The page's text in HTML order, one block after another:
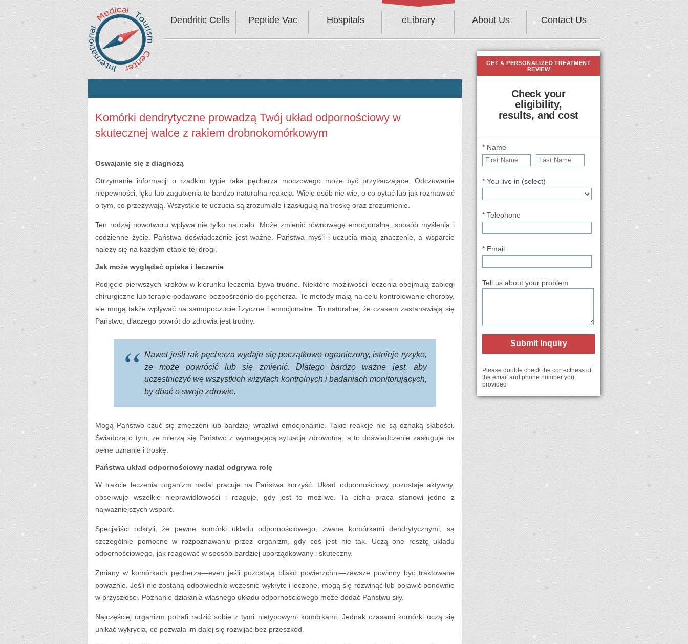
Dendritic Cells Peptide Vac Hospitals eLibrary About Us Contact Us
Komórki dendrytyczne prowadzą Twój układ odpornościowy w
skutecznej walce z rakiem drobnokomórkowym
Oswajanie się z diagnozą
Otrzymanie informacji o rzadkim typie raka pęcherza moczowego może być przytłaczające. Odczuwanie
niepewności, lęku lub zagubienia to bardzo naturalna reakcja. Wiele osób nie wie, o co pytać lub jak rozmawiać
o tym, co przeżywają. Wszystkie te uczucia są zrozumiałe i zasługują na troskę oraz zrozumienie.
Ten rodzaj nowotworu wpływa nie tylko na ciało. Może zmienić równowagę emocjonalną, sposób myślenia i
codzienne życie. Państwa doświadczenie jest ważne. Państwa myśli i uczucia mają znaczenie, a wsparcie
należy się na każdym etapie tej drogi.
Jak może wyglądać opieka i leczenie
Podjęcie pierwszych kroków w kierunku leczenia bywa trudne. Niektóre możliwości leczenia obejmują zabiegi
chirurgiczne lub terapie podawane bezpośrednio do pęcherza. Te metody mają na celu kontrolowanie choroby,
ale mogą także wpływać na samopoczucie fizyczne i emocjonalne. To naturalne, że czasem zastanawiają się
Państwo, dlaczego powrót do zdrowia jest trudny.
Nawet jeśli rak pęcherza wydaje się początkowo ograniczony, istnieje ryzyko,
że może powrócić lub się zmienić. Dlatego bardzo ważne jest, aby
uczestniczyć we wszystkich wizytach kontrolnych i badaniach monitorujących,
by dbać o swoje zdrowie.
Mogą Państwo czuć się zmęczeni lub bardziej wrażliwi emocjonalnie. Takie reakcje nie są oznaką słabości.
Świadczą o tym, że mierzą się Państwo z wymagającą sytuacją zdrowotną, a to doświadczenie zasługuje na
pełne uznanie i troskę.
Państwa układ odpornościowy nadal odgrywa rolę
W trakcie leczenia organizm nadal pracuje na Państwa korzyść. Układ odpornościowy pozostaje aktywny,
obserwuje wszelkie nieprawidłowości i reaguje, gdy jest to możliwe. Ta cicha praca stanowi jedno z
najważniejszych wsparć.
Specjaliści odkryli, że pewne komórki układu odpornościowego, zwane komórkami dendrytycznymi, są
szczególnie pomocne w rozpoznawaniu przez organizm, gdy coś jest nie tak. Uczą one resztę układu
odpornościowego, jak reagować w sposób bardziej uporządkowany i skuteczny.
Zmiany w komórkach pęcherza—even jeśli pozostają blisko powierzchni—zawsze powinny być traktowane
poważnie. Jeśli nie zostaną odpowiednio wcześnie wykryte i leczone, mogą się rozwinąć lub pojawić ponownie
w przyszłości. Poznanie działania własnego układu odpornościowego może dodać Państwu siły.
Najczęściej organizm potrafi radzić sobie z tymi nietypowymi komórkami. Jednak czasami komórki uczą się
unikać wykrycia, co pozwala im dalej się rozwijać bez przeszkód.
GET A PERSONALIZED TREATMENT
REVIEW
Check your
eligibility,
results, and cost
* Name
* You live in (select)
* Telephone
* Email
Tell us about your problem
Submit Inquiry
Please double check the correctness of
the email and phone number you
provided